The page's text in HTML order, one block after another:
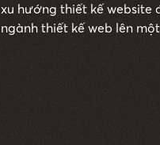
xu hướng thiết kế website
ngành thiết kế web lên